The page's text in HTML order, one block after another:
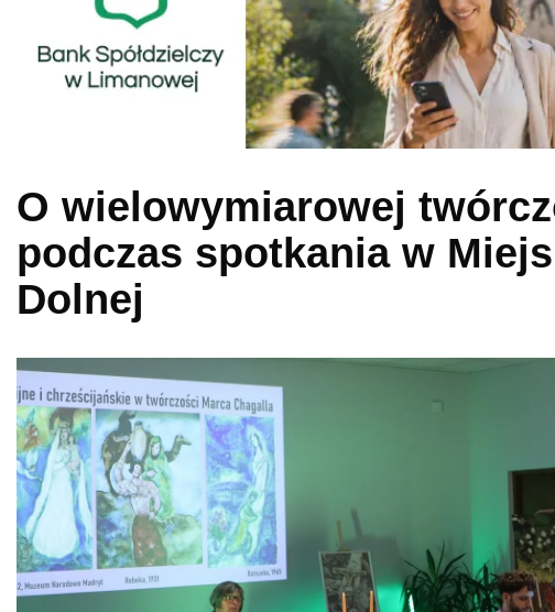
O wielowymiarowej
podczas spotkania w
Dolnej